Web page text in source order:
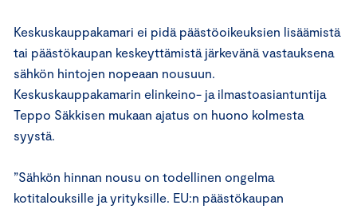
Keskuskauppakamari ei pidä päästöoikeuksien lisäämistä
tai päästökaupan keskeyttämistä järkevänä vastauksena
sähkön hintojen nopeaan nousuun.
Keskuskauppakamarin elinkeino- ja ilmastoasiantuntija
Teppo Säkkisen mukaan ajatus on huono kolmesta
syystä.
”Sähkön hinnan nousu on todellinen ongelma
kotitalouksille ja yrityksille. EU:n päästökaupan